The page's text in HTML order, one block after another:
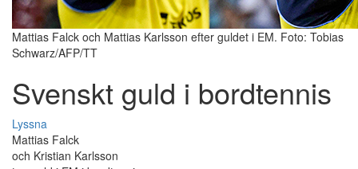
Mattias Falck och Mattias Karlsson efter guldet i EM. Foto: Tobias
Schwarz/AFP/TT
Svenskt guld i bordtennis
Lyssna
Mattias Falck
och Kristian Karlsson